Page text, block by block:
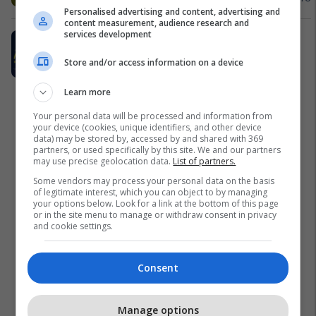
18 vjet shtet, 18% zbritje - Evapify
simbolik
Personalised advertising and content, advertising and
content measurement, audience research and
services development
Store and/or access information on a device
Learn more
Your personal data will be processed and information from
your device (cookies, unique identifiers, and other device
data) may be stored by, accessed by and shared with 369
partners, or used specifically by this site. We and our partners
may use precise geolocation data. List of partners.
Some vendors may process your personal data on the basis
of legitimate interest, which you can object to by managing
your options below. Look for a link at the bottom of this page
or in the site menu to manage or withdraw consent in privacy
and cookie settings.
Consent
Manage options